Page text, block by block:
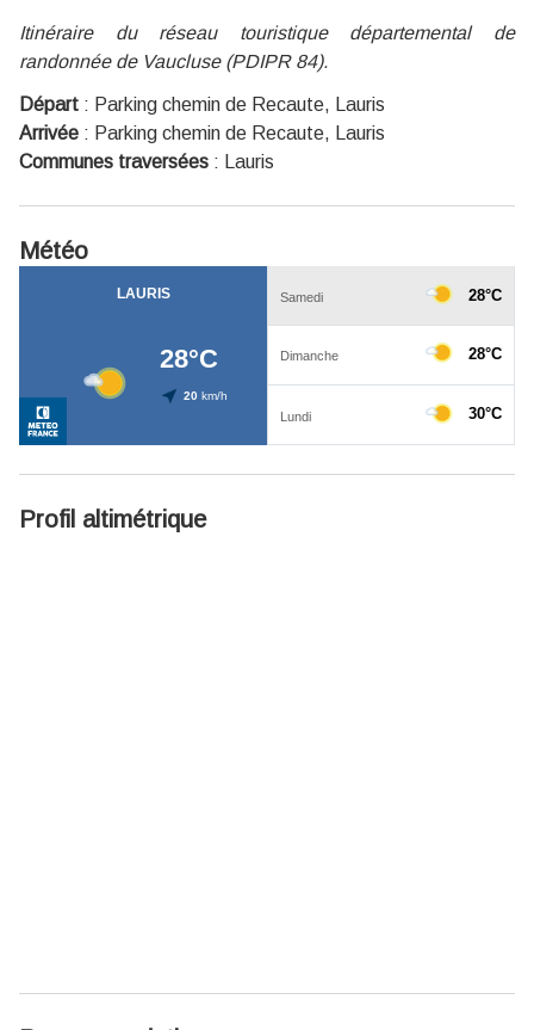
Itinéraire du réseau touristique départemental de
randonnée de Vaucluse (PDIPR 84).
Départ : Parking chemin de Recaute, Lauris
Arrivée : Parking chemin de Recaute, Lauris
Communes traversées : Lauris
Météo
Profil altimétrique